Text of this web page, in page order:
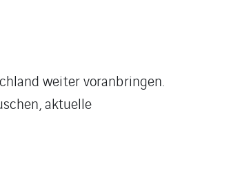
weiter voranbringen.
aktuelle